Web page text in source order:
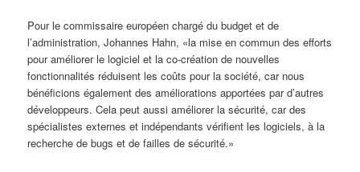
Pour le commissaire européen chargé du budget et de
l’administration, Johannes Hahn, «la mise en commun des efforts
pour améliorer le logiciel et la co-création de nouvelles
fonctionnalités réduisent les coûts pour la société, car nous
bénéficions également des améliorations apportées par d’autres
développeurs. Cela peut aussi améliorer la sécurité, car des
spécialistes externes et indépendants vérifient les logiciels, à la
recherche de bugs et de failles de sécurité.»